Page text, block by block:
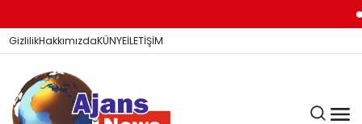
GizlilikHakkımızdaKÜNYEİLETİŞİM